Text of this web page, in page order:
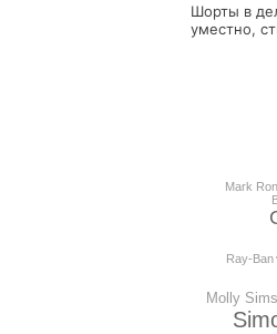
Шорты в
уместно,
Molly Sims
Mark
Ray-Ban